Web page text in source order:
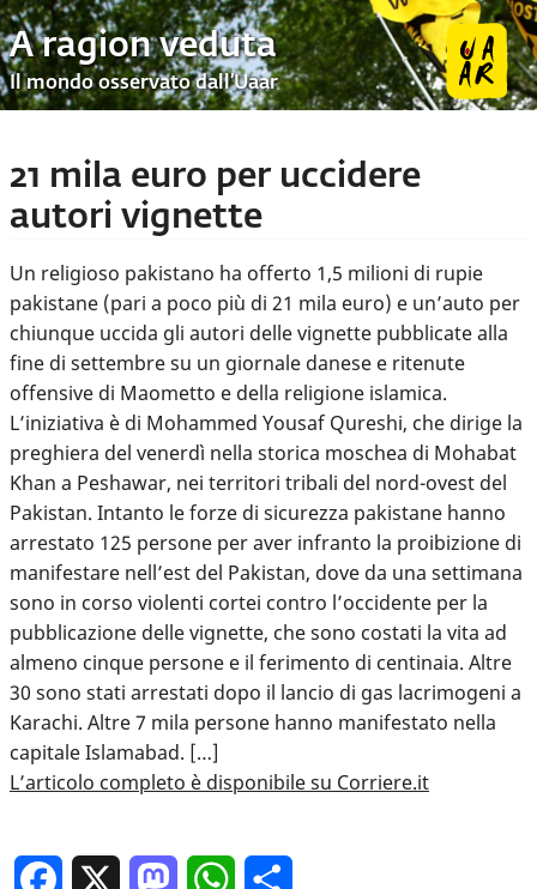
A ragion veduta
Il mondo osservato dall’Uaar
21 mila euro per uccidere
autori vignette
Un religioso pakistano ha offerto 1,5 milioni di rupie
pakistane (pari a poco più di 21 mila euro) e un’auto per
chiunque uccida gli autori delle vignette pubblicate alla
fine di settembre su un giornale danese e ritenute
offensive di Maometto e della religione islamica.
L’iniziativa è di Mohammed Yousaf Qureshi, che dirige la
preghiera del venerdì nella storica moschea di Mohabat
Khan a Peshawar, nei territori tribali del nord-ovest del
Pakistan. Intanto le forze di sicurezza pakistane hanno
arrestato 125 persone per aver infranto la proibizione di
manifestare nell’est del Pakistan, dove da una settimana
sono in corso violenti cortei contro l’occidente per la
pubblicazione delle vignette, che sono costati la vita ad
almeno cinque persone e il ferimento di centinaia. Altre
30 sono stati arrestati dopo il lancio di gas lacrimogeni a
Karachi. Altre 7 mila persone hanno manifestato nella
capitale Islamabad. […]
L’articolo completo è disponibile su Corriere.it
Facebook MastodonWhatsApp